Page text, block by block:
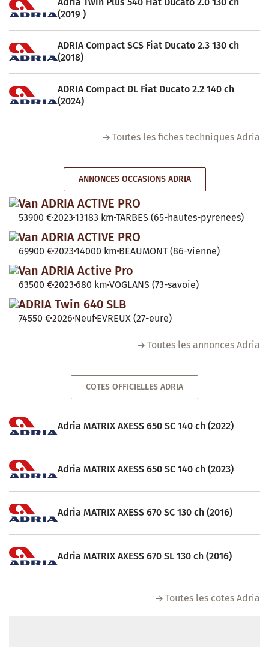
(2019 )
ADRIA Compact SCS Fiat Ducato 2.3 130 ch
(2018)
ADRIA Compact DL Fiat Ducato 2.2 140 ch
(2024)
Toutes les fiches techniques Adria
ANNONCES OCCASIONS ADRIA
Van ADRIA ACTIVE PRO
53900 €2023 13183 km TARBES (65-hautes-pyrenees)
Van ADRIA ACTIVE PRO
69900 €2023 14000 km BEAUMONT (86-vienne)
Van ADRIA Active Pro
63500 €2023 680 km VOGLANS (73-savoie)
ADRIA Twin 640 SLB
74550 €2026 Neuf EVREUX (27-eure)
Toutes les annonces Adria
COTES OFFICIELLES ADRIA
Adria MATRIX AXESS 650 SC 140 ch (2022)
Adria MATRIX AXESS 650 SC 140 ch (2023)
Adria MATRIX AXESS 670 SC 130 ch (2016)
Adria MATRIX AXESS 670 SL 130 ch (2016)
Toutes les cotes Adria